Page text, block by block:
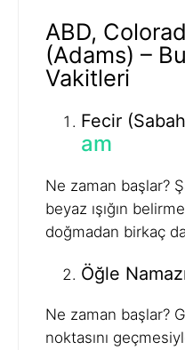
ABD,
(Adams) –
Vakitleri
Fecir
am
Ne zaman başlar?
beyaz ışığın
doğmadan birkaç
Öğle
Ne zaman başlar?
noktasını